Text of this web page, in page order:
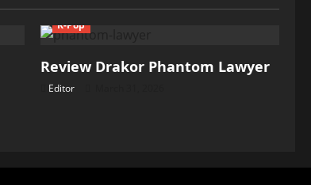
K-Pop
Review Drakor Phantom Lawyer
Editor